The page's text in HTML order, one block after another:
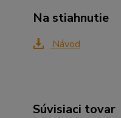
Na stiahnutie
Návod
Súvisiaci tovar